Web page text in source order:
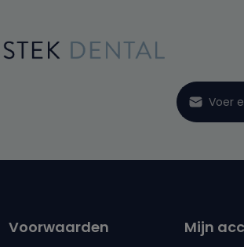
E-
Voorwaarden Mijn